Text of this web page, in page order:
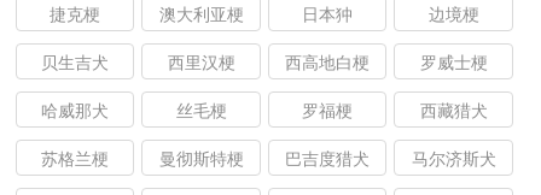
捷克梗 澳大利亚梗 日本狆 边境梗
贝生吉犬 西里汉梗 西高地白梗 罗威士梗
哈威那犬 丝毛梗 罗福梗 西藏猎犬
苏格兰梗 曼彻斯特梗 巴吉度猎犬 马尔济斯犬